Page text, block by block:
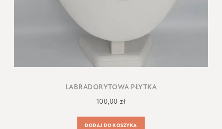
LABRADORYTOWA PŁYTKA
100,00zł
DODAJ DO KOSZYKA